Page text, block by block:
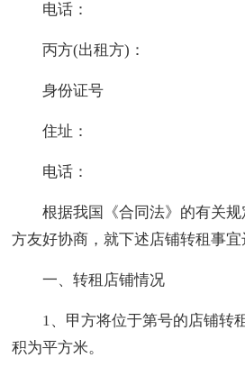
电话：
丙方(出租方)：
身份证号
住址：
电话：
根据我国《合同法》的有关规
方友好协商，就下述店铺转租事宜
一、转租店铺情况
1、甲方将位于第号的店铺转
积为平方米。